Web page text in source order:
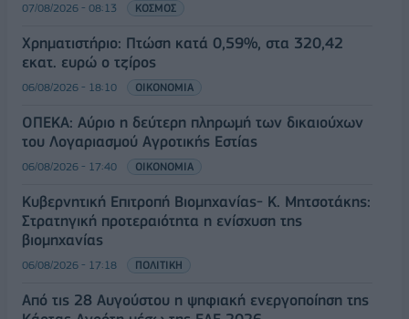
07/08/2026 - 08:13 ΚΟΣΜΟΣ
Χρηματιστήριο: Πτώση κατά 0,59%, στα 320,42
εκατ. ευρώ ο τζίρος
06/08/2026 - 18:10 ΟΙΚΟΝΟΜΙΑ
ΟΠΕΚΑ: Αύριο η δεύτερη πληρωμή των δικαιούχων
του Λογαριασμού Αγροτικής Εστίας
06/08/2026 - 17:40 ΟΙΚΟΝΟΜΙΑ
Κυβερνητική Επιτροπή Βιομηχανίας- Κ. Μητσοτάκης:
Στρατηγική προτεραιότητα η ενίσχυση της
βιομηχανίας
06/08/2026 - 17:18 ΠΟΛΙΤΙΚΗ
Από τις 28 Αυγούστου η ψηφιακή ενεργοποίηση της